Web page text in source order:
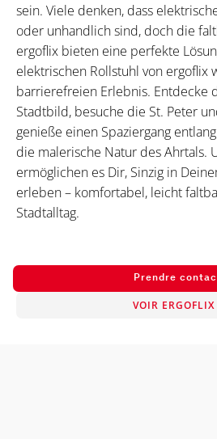
sein. Viele denken, dass
oder unhandlich sind, doch die
ergoflix bieten eine perfekte
elektrischen Rollstuhl von ergoflix
barrierefreien Erlebnis. Entdecke
Stadtbild, besuche die St. Peter
genieße einen Spaziergang
die malerische Natur des Ahrtals.
ermöglichen es Dir, Sinzig in
erleben – komfortabel, leicht
Stadtalltag.
Prendre
VOIR ERGOFLIX